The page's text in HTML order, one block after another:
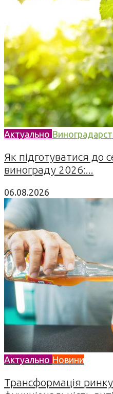
Актуально
Як підготуватися до
винограду 2026:...
06.08.2026
Актуально Новини
Трансформація ринку